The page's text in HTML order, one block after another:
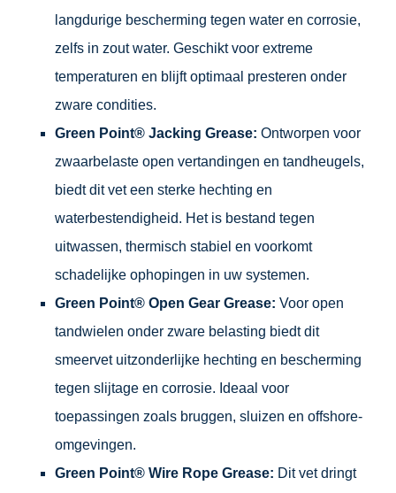
langdurige bescherming tegen water en corrosie,
zelfs in zout water. Geschikt voor extreme
temperaturen en blijft optimaal presteren onder
zware condities.
Green Point® Jacking Grease: Ontworpen voor
zwaarbelaste open vertandingen en tandheugels,
biedt dit vet een sterke hechting en
waterbestendigheid. Het is bestand tegen
uitwassen, thermisch stabiel en voorkomt
schadelijke ophopingen in uw systemen.
Green Point® Open Gear Grease: Voor open
tandwielen onder zware belasting biedt dit
smeervet uitzonderlijke hechting en bescherming
tegen slijtage en corrosie. Ideaal voor
toepassingen zoals bruggen, sluizen en offshore-
omgevingen.
Green Point® Wire Rope Grease: Dit vet dringt